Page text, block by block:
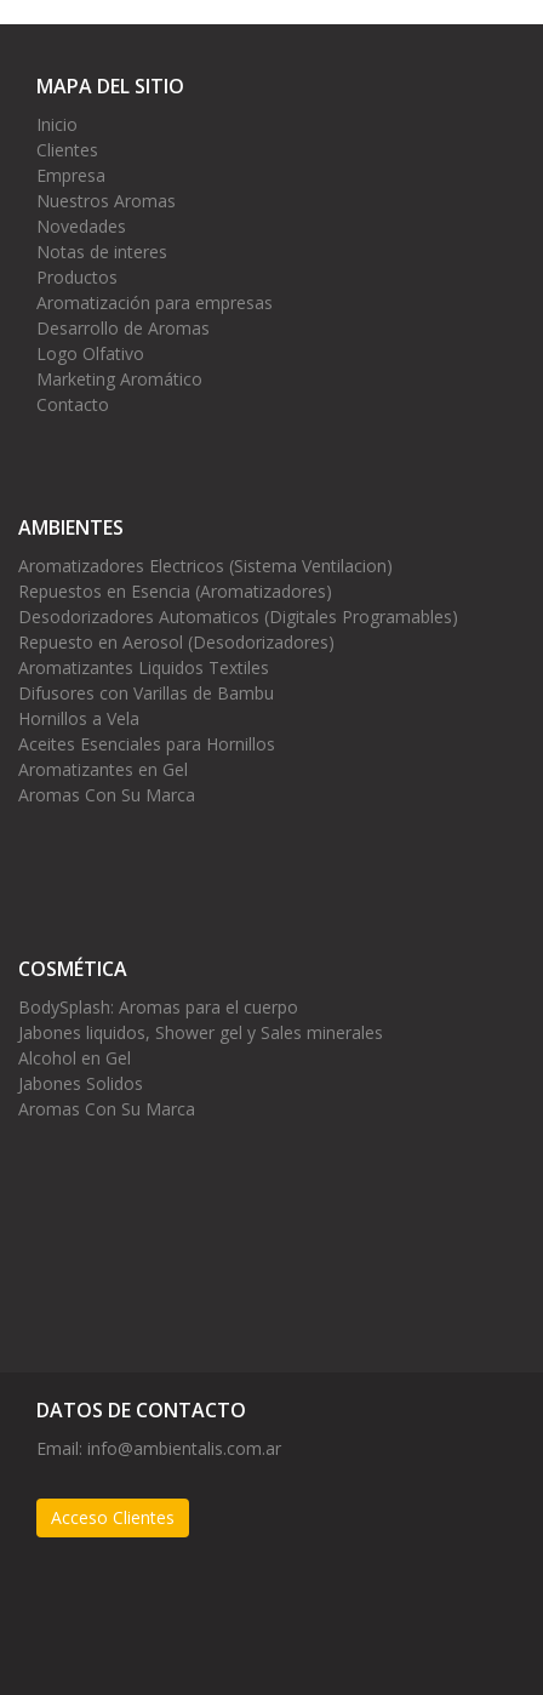
MAPA DEL SITIO
Inicio
Clientes
Empresa
Nuestros Aromas
Novedades
Notas de interes
Productos
Aromatización para empresas
Desarrollo de Aromas
Logo Olfativo
Marketing Aromático
Contacto
AMBIENTES
Aromatizadores Electricos (Sistema Ventilacion)
Repuestos en Esencia (Aromatizadores)
Desodorizadores Automaticos (Digitales Programables)
Repuesto en Aerosol (Desodorizadores)
Aromatizantes Liquidos Textiles
Difusores con Varillas de Bambu
Hornillos a Vela
Aceites Esenciales para Hornillos
Aromatizantes en Gel
Aromas Con Su Marca
COSMÉTICA
BodySplash: Aromas para el cuerpo
Jabones liquidos, Shower gel y Sales minerales
Alcohol en Gel
Jabones Solidos
Aromas Con Su Marca
DATOS DE CONTACTO
Email: info@ambientalis.com.ar
Acceso Clientes